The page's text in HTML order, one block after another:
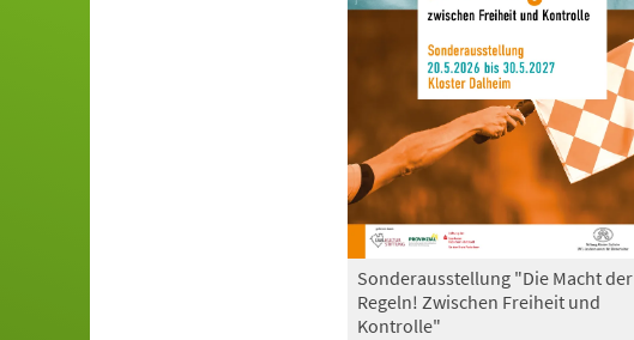
Sonderausstellung "Die Macht der
Regeln! Zwischen Freiheit und
Kontrolle"